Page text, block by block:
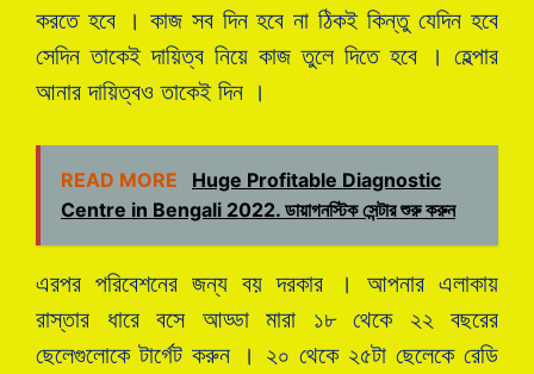
করতে হবে । কাজ সব দিন হবে না ঠিকই কিন্তু যেদিন হবে
সেদিন তাকেই দায়িত্ব নিয়ে কাজ তুলে দিতে হবে । হেল্পার
আনার দায়িত্বও তাকেই দিন ।
READ MORE
Huge Profitable Diagnostic
Centre in Bengali 2022. ডায়াগনস্টিক সেন্টার শুরু করুন
এরপর পরিবেশনের জন্য বয় দরকার । আপনার এলাকায়
রাস্তার ধারে বসে আড্ডা মারা ১৮ থেকে ২২ বছরের
ছেলেগুলোকে টার্গেট করুন । ২০ থেকে ২৫টা ছেলেকে রেডি